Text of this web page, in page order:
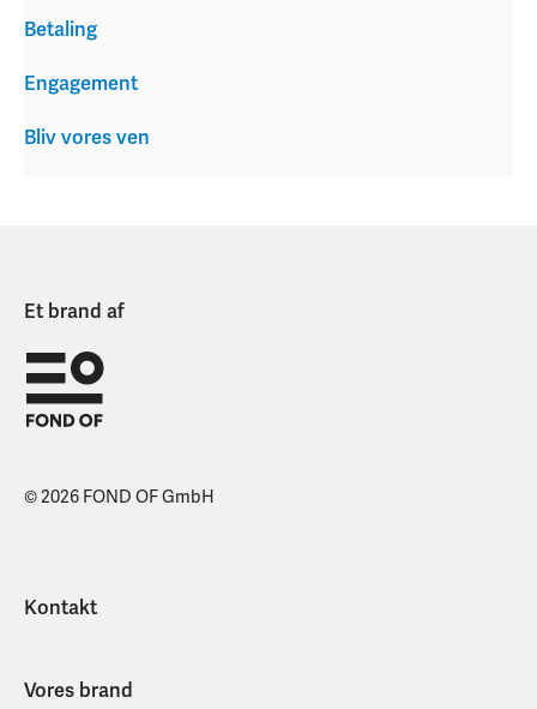
Betaling
Engagement
Bliv vores ven
Et brand af
© 2026 FOND OF GmbH
Kontakt
Vores brand